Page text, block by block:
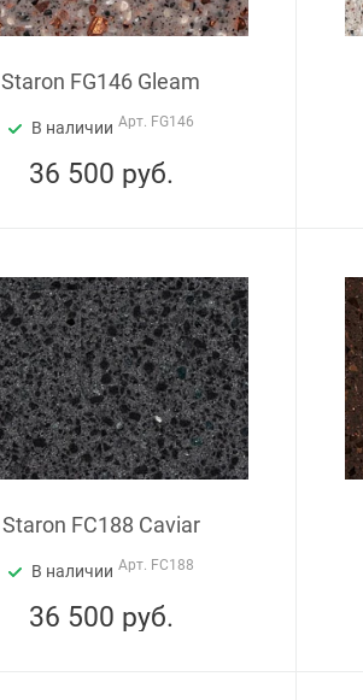
Staron FG146 Gleam
В наличии Арт. FG146
36 500 руб.
Staron FC188 Caviar
В наличии Арт. FC188
36 500 руб.